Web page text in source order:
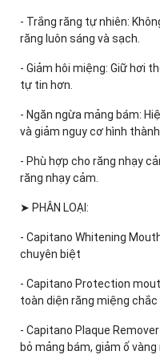
- Trắng răng tự nhiên:
răng luôn sáng và sạch.
- Giảm hôi miệng: Giữ hơi
tự tin hơn.
- Ngăn ngừa mảng bám:
và giảm nguy cơ hình thành
- Phù hợp cho răng nhạy
răng nhạy cảm.
➤ PHÂN LOẠI:
- Capitano Whitening
chuyên biệt
- Capitano Protection
toàn diện răng miệng chắc
- Capitano Plaque
bỏ mảng bám, giảm ố vàng